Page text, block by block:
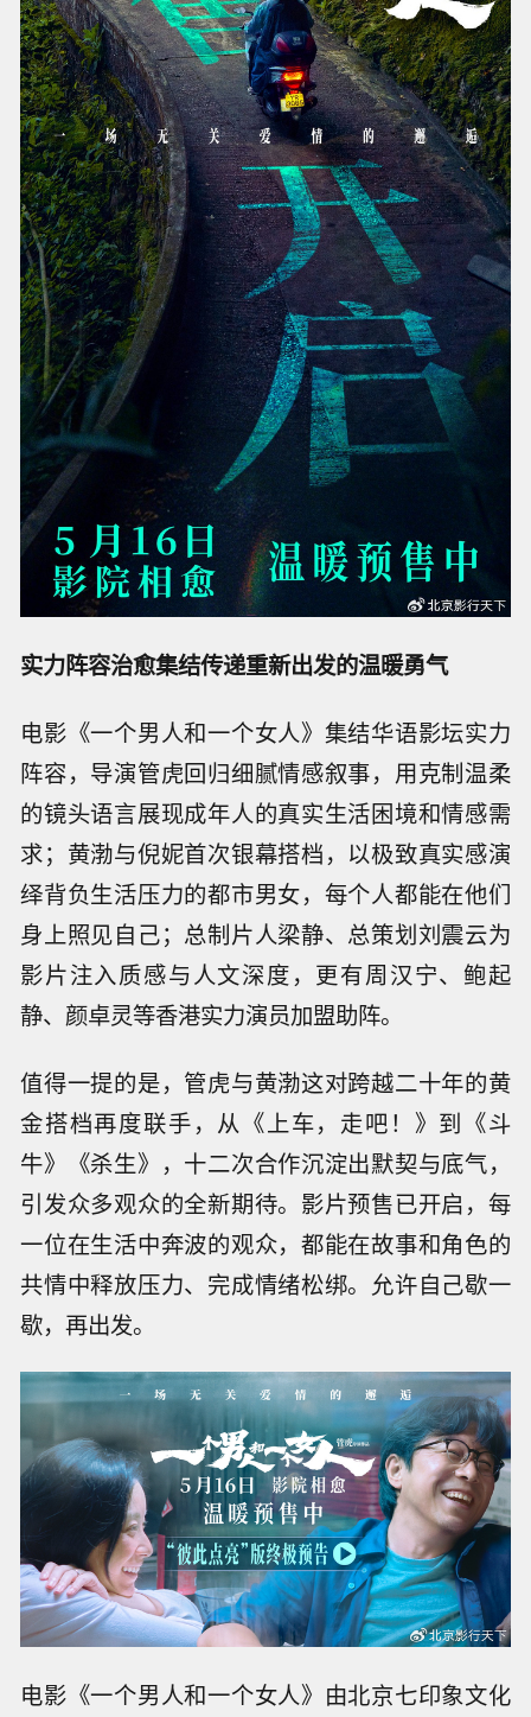
实力阵容治愈集结传递重新出发的温暖勇气
电影《一个男人和一个女人》集结华语影坛实力
阵容，导演管虎回归细腻情感叙事，用克制温柔
的镜头语言展现成年人的真实生活困境和情感需
求；黄渤与倪妮首次银幕搭档，以极致真实感演
绎背负生活压力的都市男女，每个人都能在他们
身上照见自己；总制片人梁静、总策划刘震云为
影片注入质感与人文深度，更有周汉宁、鲍起
静、颜卓灵等香港实力演员加盟助阵。
值得一提的是，管虎与黄渤这对跨越二十年的黄
金搭档再度联手，从《上车，走吧！》到《斗
牛》《杀生》，十二次合作沉淀出默契与底气，
引发众多观众的全新期待。影片预售已开启，每
一位在生活中奔波的观众，都能在故事和角色的
共情中释放压力、完成情绪松绑。允许自己歇一
歇，再出发。
电影《一个男人和一个女人》由北京七印象文化